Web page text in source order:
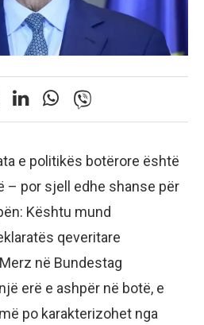
e politikës botërore është
– por sjell edhe shanse për
Kështu mund
qeveritare
në Bundestag
erë e ashpër në botë, e
po karakterizohet nga